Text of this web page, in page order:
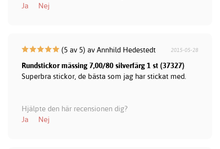
Ja
Nej
(5 av 5) av Annhild Hedestedt 2015-05-28
Rundstickor mässing 7,00/80 silverfärg 1 st (37327)
Superbra stickor, de bästa som jag har stickat med.
Hjälpte den här recensionen dig?
Ja
Nej